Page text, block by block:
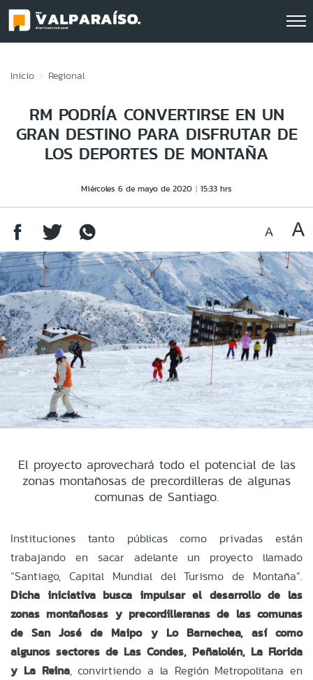
Inicio Regional
RM PODRÍA CONVERTIRSE EN UN
GRAN DESTINO PARA DISFRUTAR DE
LOS DEPORTES DE MONTAÑA
Miércoles 6 de mayo de 2020 15:33 hrs
El proyecto aprovechará todo el potencial de las
zonas montañosas de precordilleras de algunas
comunas de Santiago.
Instituciones tanto públicas como privadas están
trabajando en sacar adelante un proyecto llamado
“Santiago, Capital Mundial del Turismo de Montaña”.
Dicha iniciativa busca impulsar el desarrollo de las
zonas montañosas y precordilleranas de las comunas
de San José de Maipo y Lo Barnechea, así como
algunos sectores de Las Condes, Peñalolén, La Florida
y La Reina, convirtiendo a la Región Metropolitana en